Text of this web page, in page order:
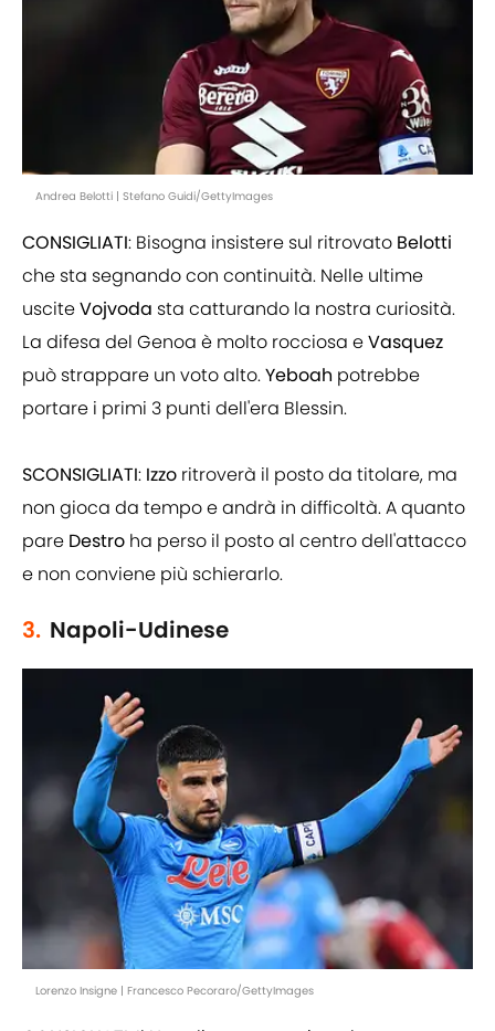
Andrea Belotti | Stefano Guidi/GettyImages
CONSIGLIATI: Bisogna insistere sul ritrovato Belotti
che sta segnando con continuità. Nelle ultime
usciteVojvoda sta catturando la nostra curiosità.
La difesa del Genoa è molto rocciosa eVasquez
può strappare un voto alto.Yeboah potrebbe
portare i primi 3 punti dell'era Blessin.
SCONSIGLIATI: Izzo ritroverà il posto da titolare, ma
non gioca da tempo e andrà in difficoltà. A quanto
pare Destro ha perso il posto al centro dell'attacco
e non conviene più schierarlo.
3. Napoli-Udinese
Lorenzo Insigne | Francesco Pecoraro/GettyImages